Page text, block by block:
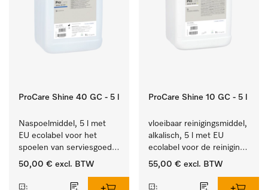
ProCare Shine 40 GC - 5 l
Naspoelmiddel, 5 l met
EU ecolabel voor het
spoelen van serviesgoed,
bestek en glazen.
50,00 € excl. BTW
ProCare Shine 10 GC - 5 l
vloeibaar reinigingsmiddel,
alkalisch, 5 l met EU
ecolabel voor de reiniging
van alledaags vuil op
glazen.
55,00 € excl. BTW